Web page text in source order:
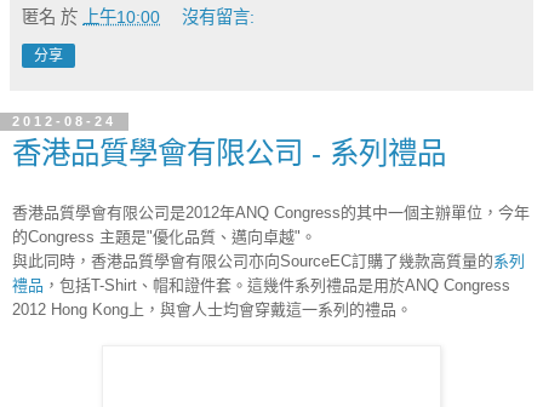
匿名 於 上午10:00 沒有留言:
分享
2012-08-24
香港品質學會有限公司 - 系列禮品
香港品質學會有限公司是2012年ANQ Congress的其中一個主辦單位，今年
的Congress 主題是"優化品質、邁向卓越"。
與此同時，香港品質學會有限公司亦向SourceEC訂購了幾款高質量的系列
禮品 ，包括T-Shirt、帽和證件套。這幾件系列禮品是用於ANQ Congress
2012 Hong Kong上，與會人士均會穿戴這一系列的禮品。